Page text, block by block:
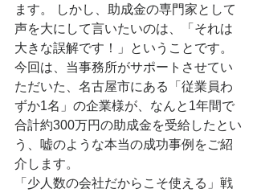
ます。 しかし、助成金の専門家として
声を大にして言いたいのは、「それは
大きな誤解です！」ということです。
今回は、当事務所がサポートさせてい
ただいた、名古屋市にある「従業員わ
ずか1名」の企業様が、なんと1年間で
合計約300万円の助成金を受給したとい
う、嘘のような本当の成功事例をご紹
介します。
「少人数の会社だからこそ使える」戦